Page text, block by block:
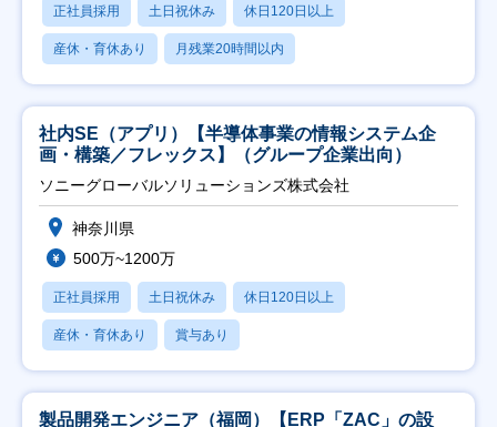
正社員採用 土日祝休み 休日120日以上
産休・育休あり 月残業20時間以内
社内SE（アプリ）【半導体事業の情報システム企
画・構築／フレックス】（グループ企業出向）
ソニーグローバルソリューションズ株式会社
神奈川県
500万~1200万
正社員採用 土日祝休み 休日120日以上
産休・育休あり 賞与あり
製品開発エンジニア（福岡）【ERP「ZAC」の設